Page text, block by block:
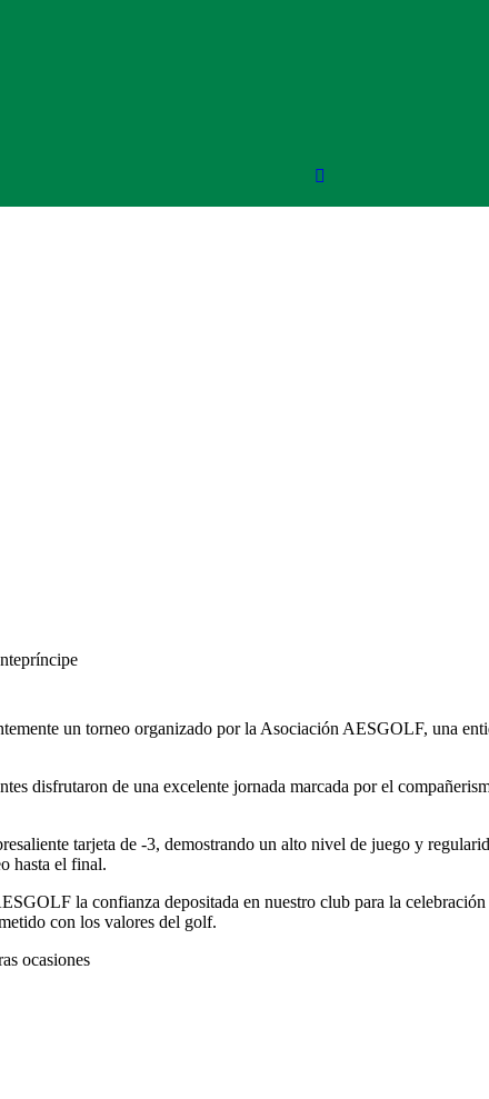
un torneo organizado por la Asociación AESGOLF, una
disfrutaron de una excelente jornada marcada por el
tarjeta de -3, demostrando un alto nivel de juego y
hasta el final.
la confianza depositada en nuestro club para la
con los valores del golf.
ocasiones